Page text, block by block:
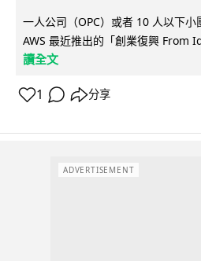
一人公司（OPC）或者 10 人以下小
AWS 最近推出的「創業復興 From
讀全文
1 分享
ADVERTISEMENT